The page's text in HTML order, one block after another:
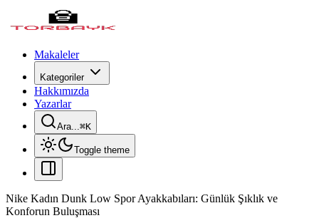
Makaleler
Kategoriler
Hakkımızda
Yazarlar
Ara...⌘K
Toggle theme
Nike Kadın Dunk Low Spor Ayakkabıları: Günlük Şıklık ve
Konforun Buluşması